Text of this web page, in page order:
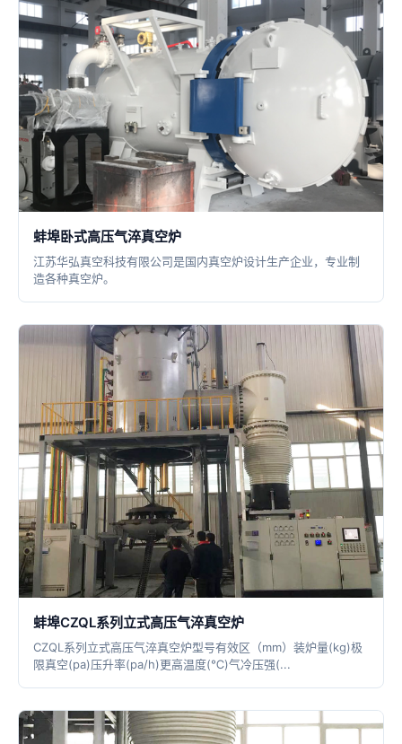
蚌埠卧式高压气淬真空炉
江苏华弘真空科技有限公司是国内真空炉设计生产企业，专业制
造各种真空炉。
蚌埠CZQL系列立式高压气淬真空炉
CZQL系列立式高压气淬真空炉型号有效区（mm）装炉量(kg)极
限真空(pa)压升率(pa/h)更高温度(℃)气冷压强(...